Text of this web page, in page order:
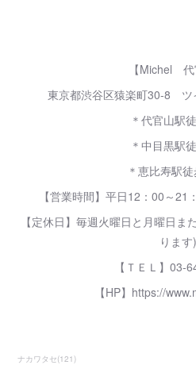
【Michel 代
東京都渋谷区猿楽町30-8 ツ
＊代官山駅
＊中目黒駅
＊恵比寿駅
【営業時間】平日12：00～
【定休日】毎週火曜日と月曜日
ります)
【ＴＥＬ】03-
【HP】https://
ナカワタセ(121)